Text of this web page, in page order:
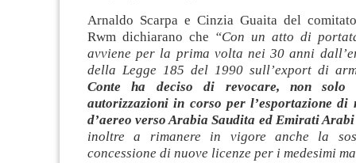
Arnaldo Scarpa e Cinzia Guaita del
Rwm dichiarano che “Con un atto di
avviene per la prima volta nei 30 anni
della Legge 185 del 1990 sull’export di
Conte ha deciso di revocare, non solo
autorizzazioni in corso per l’esportazione di
d’aereo verso Arabia Saudita ed Emirati
inoltre a rimanere in vigore anche la
concessione di nuove licenze per i medesimi